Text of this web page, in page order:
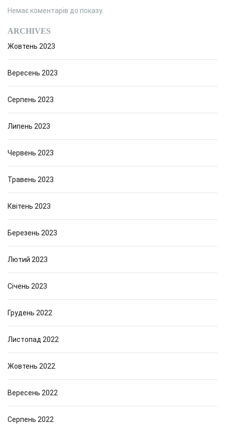
Немає коментарів до показу.
ARCHIVES
Жовтень 2023
Вересень 2023
Серпень 2023
Липень 2023
Червень 2023
Травень 2023
Квітень 2023
Березень 2023
Лютий 2023
Січень 2023
Грудень 2022
Листопад 2022
Жовтень 2022
Вересень 2022
Серпень 2022